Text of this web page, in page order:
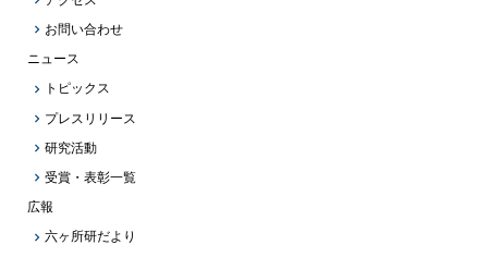
お問い合わせ
ニュース
トピックス
プレスリリース
研究活動
受賞・表彰一覧
広報
六ヶ所研だより